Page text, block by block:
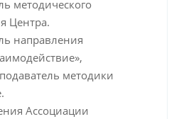
методического
Центра.
направления
методики
Ассоциации